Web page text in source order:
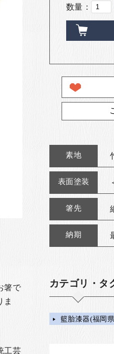
箸で
ま
工芸
数量：
素地
表面塗装
箸先
納期
カテゴリ・タ
籃胎漆器(福岡